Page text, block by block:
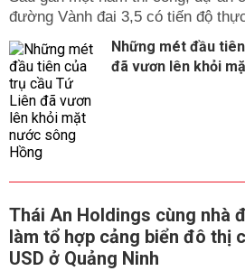
đường Vành đai 3,5 có tiến độ
Những mét đầu
đã vươn lên khỏi
Thái An Holdings cùng nhà
làm tổ hợp cảng biển đô thị
USD ở Quảng Ninh